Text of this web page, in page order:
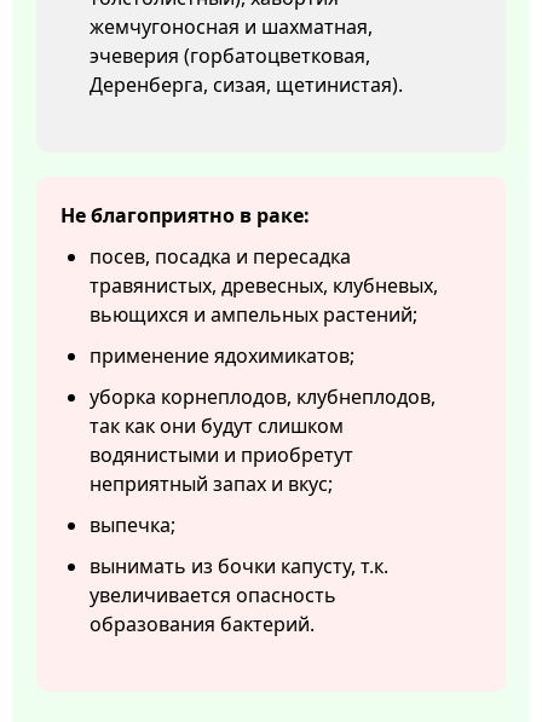
жемчугоносная и шахматная,
эчеверия (горбатоцветковая,
Деренберга, сизая, щетинистая).
Не благоприятно в раке:
посев, посадка и пересадка
травянистых, древесных, клубневых,
вьющихся и ампельных растений;
применение ядохимикатов;
уборка корнеплодов, клубнеплодов,
так как они будут слишком
водянистыми и приобретут
неприятный запах и вкус;
выпечка;
вынимать из бочки капусту, т.к.
увеличивается опасность
образования бактерий.